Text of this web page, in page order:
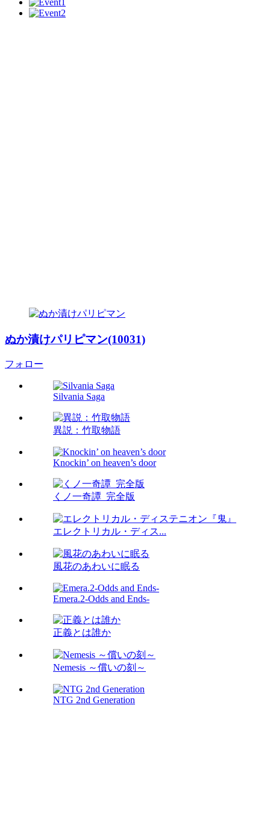
ぬか漬けパリピマン(10031)
フォロー
Silvania Saga
異説：竹取物語
Knockin’ on heaven’s door
くノ一奇譚_完全版
エレクトリカル・ディス...
風花のあわいに眠る
Emera.2-Odds and Ends-
正義とは誰か
Nemesis ～償いの刻～
NTG 2nd Generation